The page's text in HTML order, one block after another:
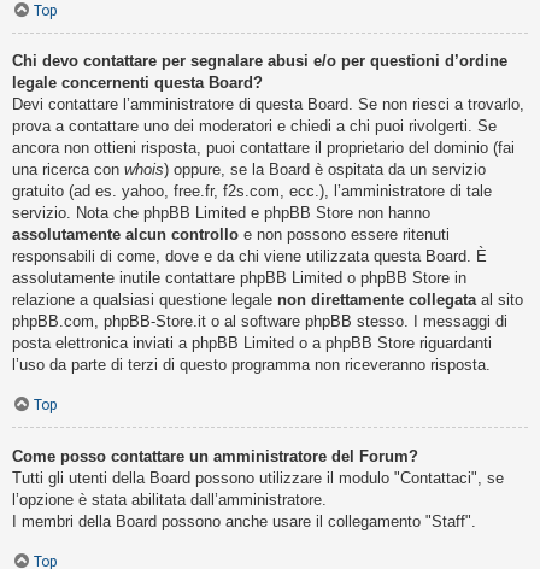
Top
Chi devo contattare per segnalare abusi e/o per questioni d’ordine
legale concernenti questa Board?
Devi contattare l’amministratore di questa Board. Se non riesci a trovarlo,
prova a contattare uno dei moderatori e chiedi a chi puoi rivolgerti. Se
ancora non ottieni risposta, puoi contattare il proprietario del dominio (fai
una ricerca con whois) oppure, se la Board è ospitata da un servizio
gratuito (ad es. yahoo, free.fr, f2s.com, ecc.), l’amministratore di tale
servizio. Nota che phpBB Limited e phpBB Store non hanno
assolutamente alcun controllo e non possono essere ritenuti
responsabili di come, dove e da chi viene utilizzata questa Board. È
assolutamente inutile contattare phpBB Limited o phpBB Store in
relazione a qualsiasi questione legale non direttamente collegata al sito
phpBB.com, phpBB-Store.it o al software phpBB stesso. I messaggi di
posta elettronica inviati a phpBB Limited o a phpBB Store riguardanti
l’uso da parte di terzi di questo programma non riceveranno risposta.
Top
Come posso contattare un amministratore del Forum?
Tutti gli utenti della Board possono utilizzare il modulo "Contattaci", se
l’opzione è stata abilitata dall’amministratore.
I membri della Board possono anche usare il collegamento "Staff".
Top